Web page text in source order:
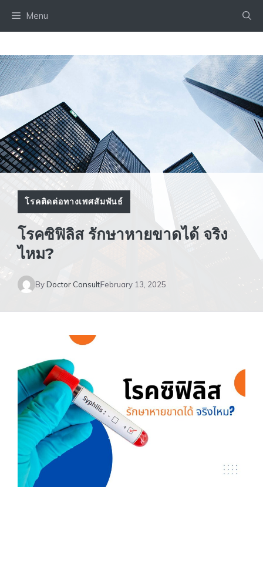
Menu
โรคติดต่อทางเพศสัมพันธ์
โรคซิฟิลิส รักษาหายขาดได้ จริง
ไหม?
ByDoctor ConsultFebruary 13, 2025